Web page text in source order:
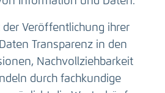
Veröffentlichung ihrer
Transparenz in den
Nachvollziehbarkeit
durch fachkundige